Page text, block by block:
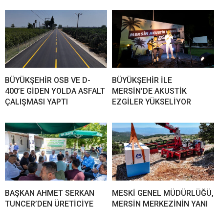
BÜYÜKŞEHİR OSB VE D-
400’E GİDEN YOLDA ASFALT
ÇALIŞMASI YAPTI
BÜYÜKŞEHİR İLE
MERSİN’DE AKUSTİK
EZGİLER YÜKSELİYOR
BAŞKAN AHMET SERKAN
TUNCER’DEN ÜRETİCİYE
MESKİ GENEL MÜDÜRLÜĞÜ,
MERSİN MERKEZİNİN YANI